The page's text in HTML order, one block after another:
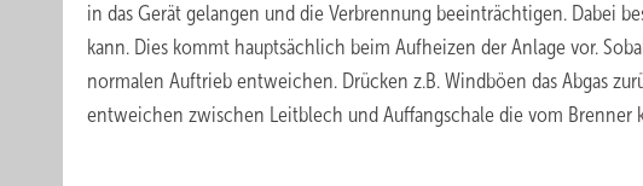
in das Gerät gelangen und die Verbrennung beeinträchtigen. Dabei
kann. Dies kommt hauptsächlich beim Aufheizen der Anlage vor.
normalen Auftrieb entweichen. Drücken z.B. Windböen das Abgas
entweichen zwischen Leitblech und Auffangschale die vom Brenner